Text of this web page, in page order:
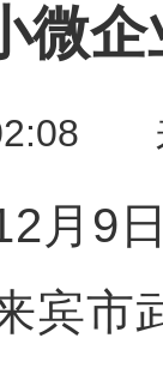
微
9日
宾市